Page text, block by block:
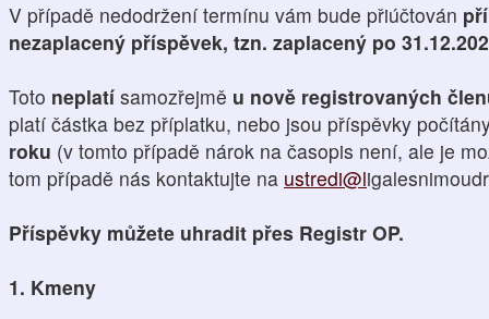
V případě nedodržení termínu vám bude přiúčtován
nezaplacený příspěvek, tzn. zaplacený po
Toto neplatí samozřejmě u nově registrovaných
platí částka bez příplatku, nebo jsou příspěvky
roku (v tomto případě nárok na časopis není, ale je
tom případě nás kontaktujte na ustredi@l
Příspěvky můžete uhradit přes Registr OP.
1. Kmeny